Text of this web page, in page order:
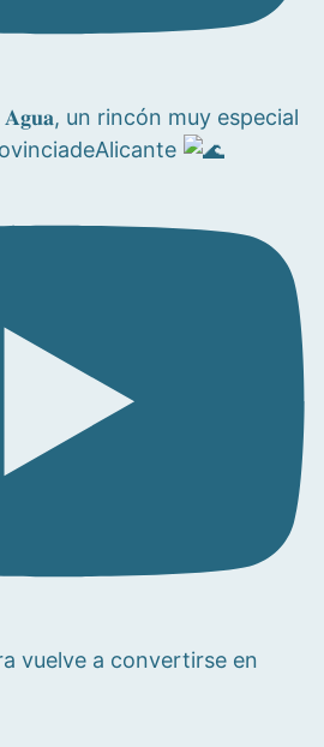
𝐀𝐠𝐮𝐚, un rincón muy especial
vuelve a convertirse en